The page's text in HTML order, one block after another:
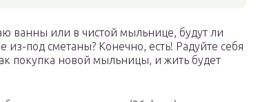
ванны или в чистой мыльнице, будут ли
из-под сметаны? Конечно, есть! Радуйте себя
покупка новой мыльницы, и жить будет